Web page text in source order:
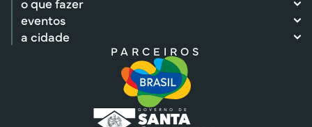
eventos
a cidade
PARCEIROS